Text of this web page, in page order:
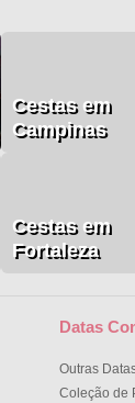
Cestas em
Campinas
Cestas em
Fortaleza
Datas
Outras
Coleção de